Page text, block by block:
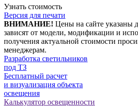
Узнать стоимость
Версия для печати
ВНИМАНИЕ! Цены на сайте указаны
зависят от модели, модификации и
получения актуальной стоимости
менеджерам.
Разработка светильников
под ТЗ
Бесплатный расчет
и визуализация объекта
освещения
Калькулятор освещенности